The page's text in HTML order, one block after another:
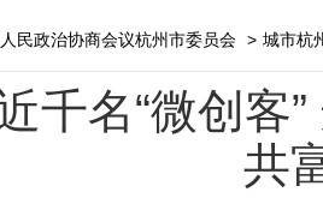
民政治协商会议杭州市委员会 > 城市杭
千名“微创客
共